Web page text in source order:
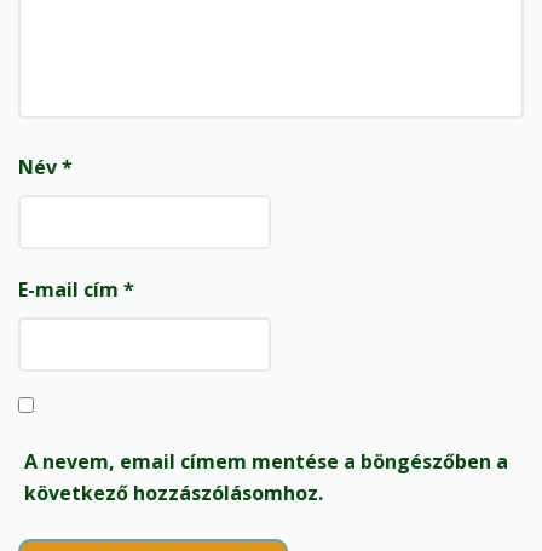
Név*
E-mail cím *
A nevem, email címem mentése a böngészőben a
következő hozzászólásomhoz.